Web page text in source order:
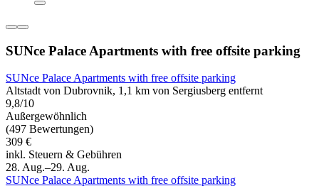
SUNce Palace Apartments with free offsite parking
SUNce Palace Apartments with free offsite parking
Altstadt von Dubrovnik, 1,1 km von Sergiusberg entfernt
9,8/10
Außergewöhnlich
(497 Bewertungen)
309 €
inkl. Steuern & Gebühren
28. Aug.–29. Aug.
SUNce Palace Apartments with free offsite parking